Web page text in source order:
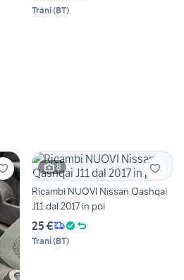
Trani(BT)
8
Ricambi NUOVI Nissan Qashqai
J11 dal 2017 in poi
25 €
Trani(BT)